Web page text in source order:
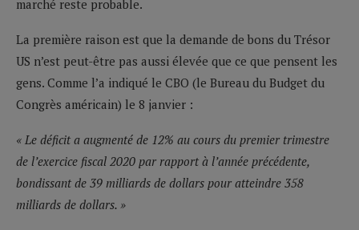
marché reste probable.
La première raison est que la demande de bons du Trésor
US n’est peut-être pas aussi élevée que ce que pensent les
gens. Comme l’a indiqué le CBO (le Bureau du Budget du
Congrès américain) le 8 janvier :
« Le déficit a augmenté de 12% au cours du premier trimestre
de l’exercice fiscal 2020 par rapport à l’année précédente,
bondissant de 39 milliards de dollars pour atteindre 358
milliards de dollars. »